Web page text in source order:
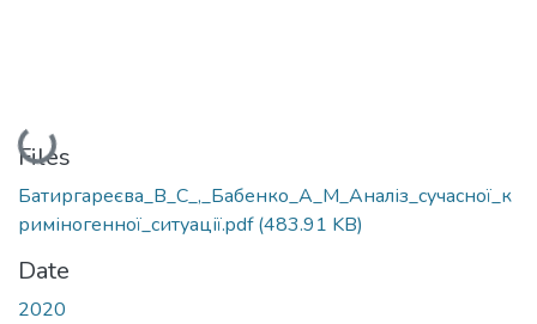
Loading...
Files
Батиргареєва_В_С_,_Бабенко_А_М_Аналіз_сучасної_к
риміногенної_ситуації.pdf(483.91 KB)
Date
2020